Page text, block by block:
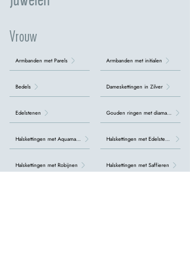
Vrouw
Armbanden met Parels
Bedels
Edelstenen
Halskettingen met Aquamarijn
Halskettingen met Robijnen
Armbanden met initialen
Dameskettingen in Zilver
Gouden ringen met diamanten
Halskettingen met Edelstenen
Halskettingen met Saffieren